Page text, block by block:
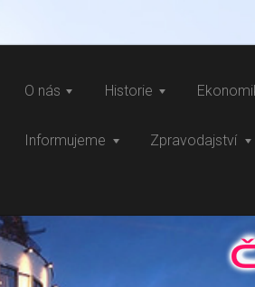
O nás Historie
Informujeme Zpravodajství